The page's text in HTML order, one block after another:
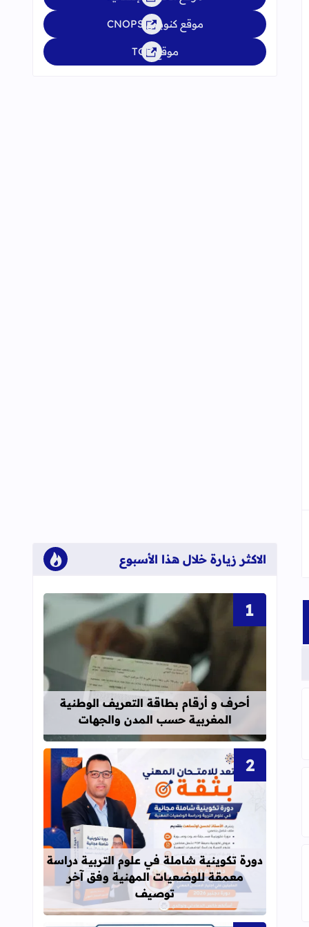
والعلاجات
والاكتساب
من موقع منحتي 2022
موقع كنوبس CNOPS
موقع TGR
الاكثر زيارة خلال هذا الأسبوع
قراءة المزيد عن أحرف و أرقام
أحرف و أرقام بطاقة التعريف الوطنية
المغربية حسب المدن والجهات
قراءة المزيد عن دورة تكوينية
دورة تكوينية شاملة في علوم التربية دراسة
معمقة للوضعيات المهنية وفق آخر
توصيف